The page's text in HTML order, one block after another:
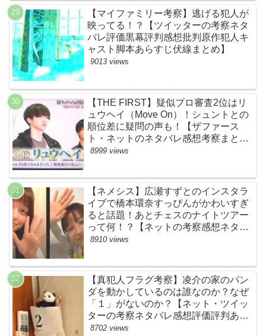
【マイファミリー考察】逃げる犯人が
映ってる！？【ツイッターの考察ネタ
バレ評価黒幕評判感想批判原作犯人キ
ャスト脚本あらすじ伏線まとめ】
9013 views
【THE FIRST】疑似プロ審査2位はリ
ュウヘイ（Move On）！シュントとの
順位差に疑問の声も！【ザファース
ト・ネットのネタバレ感想考察まと
め・スッキリ・BE:FIRST・ビーファ
8999 views
【ネメシス】広瀬すずとのインスタラ
イブで橋本環奈すっぴんがかわいすぎ
ると話題！あとチェスのナイトツアー
って何！？【ネットの考察感想ネタバ
レまとめ【第９話】
8910 views
【真犯人フラグ考察】凌介の家のパン
ダを動かしているのは誰なのか？なぜ
「１」がないのか？【ネット・ツイッ
ターの考察ネタバレ感想評価評判あら
すじ原作犯人キャスト黒幕伏線まと
8702 views